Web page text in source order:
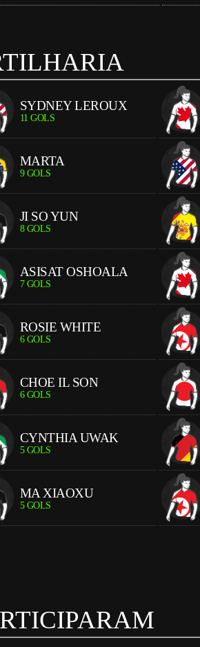
SYDNEY LEROUX
11 GOLS
MARTA
9 GOLS
JI SO YUN
8 GOLS
ASISAT OSHOALA
7 GOLS
ROSIE WHITE
6 GOLS
CHOE IL SON
6 GOLS
CYNTHIA UWAK
5 GOLS
MA XIAOXU
5 GOLS